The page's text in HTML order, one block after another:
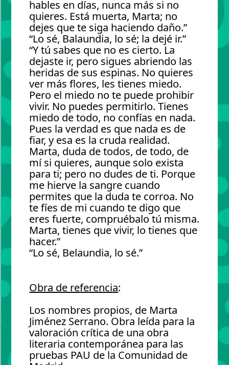
hables en días, nunca más si no
quieres. Está muerta, Marta; no
dejes que te siga haciendo daño.”
“Lo sé, Balaundia, lo sé; la dejé ir.”
“Y tú sabes que no es cierto. La
dejaste ir, pero sigues abriendo las
heridas de sus espinas. No quieres
ver más flores, les tienes miedo.
Pero el miedo no te puede prohibir
vivir. No puedes permitirlo. Tienes
miedo de todo, no confías en nada.
Pues la verdad es que nada es de
fiar, y esa es la cruda realidad.
Marta, duda de todos, de todo, de
mí si quieres, aunque solo exista
para ti; pero no dudes de ti. Porque
me hierve la sangre cuando
permites que la duda te corroa. No
te fíes de mi cuando te digo que
eres fuerte, compruébalo tú misma.
Marta, tienes que vivir, lo tienes que
hacer.”
“Lo sé, Belaundia, lo sé.”
Obra de referencia:
Los nombres propios, de Marta
Jiménez Serrano. Obra leída para la
valoración crítica de una obra
literaria contemporánea para las
pruebas PAU de la Comunidad de